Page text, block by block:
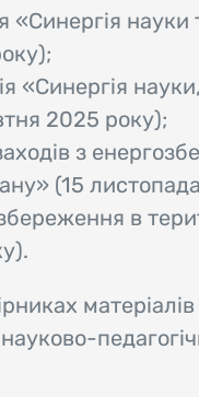
науки
науки,
2025 року);
з
(15
в